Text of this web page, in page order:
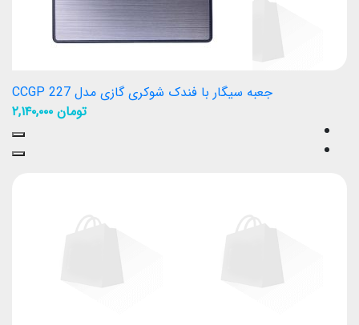
جعبه سیگار با فندک شوکری گازی مدل CCGP 227
تومان